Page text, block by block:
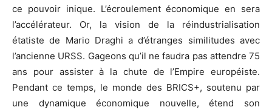
ce pouvoir inique. L’écroulement économique en sera
l’accélérateur. Or, la vision de la réindustrialisation
étatiste de Mario Draghi a d’étranges similitudes avec
l’ancienne URSS. Gageons qu’il ne faudra pas attendre 75
ans pour assister à la chute de l’Empire européiste.
Pendant ce temps, le monde des BRICS+, soutenu par
une dynamique économique nouvelle, étend son